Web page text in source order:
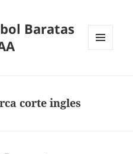
Baratas
corte ingles